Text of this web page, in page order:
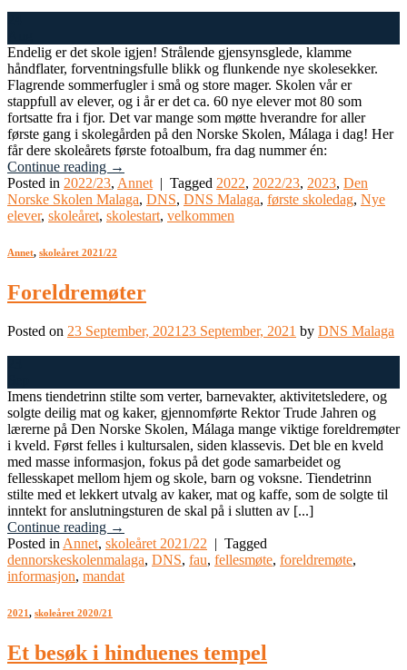
Endelig er det skole igjen! Strålende gjensynsglede, klamme
håndflater, forventningsfulle blikk og flunkende nye skolesekker.
Flagrende sommerfugler i små og store mager. Skolen vår er
stappfull av elever, og i år er det ca. 60 nye elever mot 80 som
fortsatte fra i fjor. Det var mange som møtte hverandre for aller
første gang i skolegården på den Norske Skolen, Málaga i dag! Her
får dere skoleårets første fotoalbum, fra dag nummer én:
Continue reading →
Posted in 2022/23, Annet | Tagged 2022, 2022/23, 2023, Den
Norske Skolen Malaga, DNS, DNS Malaga, første skoledag, Nye
elever, skoleåret, skolestart, velkommen
Annet, skoleåret 2021/22
Foreldremøter
Posted on 23 September, 2021 23 September, 2021 by DNS Malaga
Imens tiendetrinn stilte som verter, barnevakter, aktivitetsledere, og
solgte deilig mat og kaker, gjennomførte Rektor Trude Jahren og
lærerne på Den Norske Skolen, Málaga mange viktige foreldremøter
i kveld. Først felles i kultursalen, siden klassevis. Det ble en kveld
med masse informasjon, fokus på det gode samarbeidet og
fellesskapet mellom hjem og skole, barn og voksne. Tiendetrinn
stilte med et lekkert utvalg av kaker, mat og kaffe, som de solgte til
inntekt for anslutningsturen de skal på i slutten av [...]
Continue reading →
Posted in Annet, skoleåret 2021/22 | Tagged
dennorskeskolenmalaga, DNS, fau, fellesmøte, foreldremøte,
informasjon, mandat
2021, skoleåret 2020/21
Et besøk i hinduenes tempel